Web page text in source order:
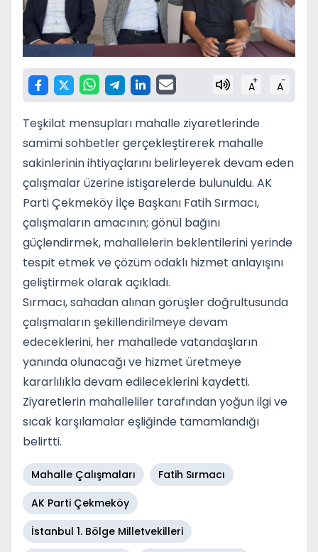
A+ A-
Teşkilat mensupları mahalle ziyaretlerinde
samimi sohbetler gerçekleştirerek mahalle
sakinlerinin ihtiyaçlarını belirleyerek devam eden
çalışmalar üzerine istişarelerde bulunuldu. AK
Parti Çekmeköy İlçe Başkanı Fatih Sırmacı,
çalışmaların amacının; gönül bağını
güçlendirmek, mahallelerin beklentilerini yerinde
tespit etmek ve çözüm odaklı hizmet anlayışını
geliştirmek olarak açıkladı.
Sırmacı, sahadan alınan görüşler doğrultusunda
çalışmaların şekillendirilmeye devam
edeceklerini, her mahallede vatandaşların
yanında olunacağı ve hizmet üretmeye
kararlılıkla devam edileceklerini kaydetti.
Ziyaretlerin mahalleliler tarafından yoğun ilgi ve
sıcak karşılamalar eşliğinde tamamlandığı
belirtti.
Mahalle Çalışmaları
Fatih Sırmacı
AK Parti Çekmeköy
İstanbul 1. Bölge Milletvekilleri